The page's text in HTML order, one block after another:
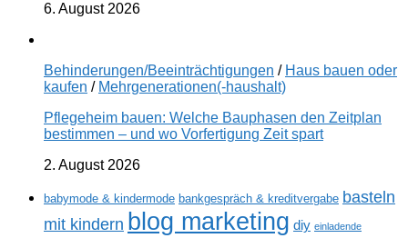
6. August 2026
Behinderungen/Beeinträchtigungen / Haus bauen oder
kaufen / Mehrgenerationen(-haushalt)
Pflegeheim bauen: Welche Bauphasen den Zeitplan
bestimmen – und wo Vorfertigung Zeit spart
2. August 2026
babymode & kindermode bankgespräch & kreditvergabe basteln
mit kindern blog marketing diy einladende